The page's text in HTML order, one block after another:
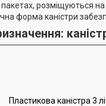
розміщуються
форма каністри
Пластикова каністра 3